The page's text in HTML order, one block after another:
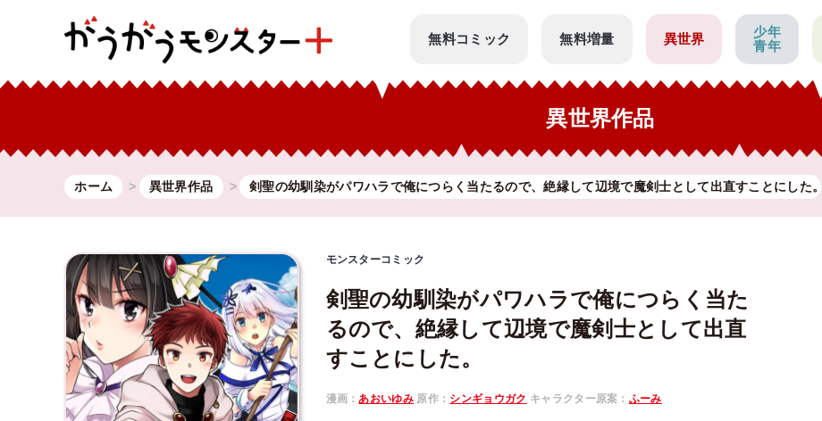
無料コミック 無料増量 異世界
少年
青年
異世界作品
ホーム 異世界作品 剣聖の幼馴染がパワハラで俺につらく当たるので、絶縁して辺境で魔剣士として出直すことにした。
モンスターコミック
剣聖の幼馴染がパワハラで俺につらく当た
るので、絶縁して辺境で魔剣士として出直
すことにした。
漫画： あおいゆみ 原作： シンギョウガク キャラクター原案： ふーみ